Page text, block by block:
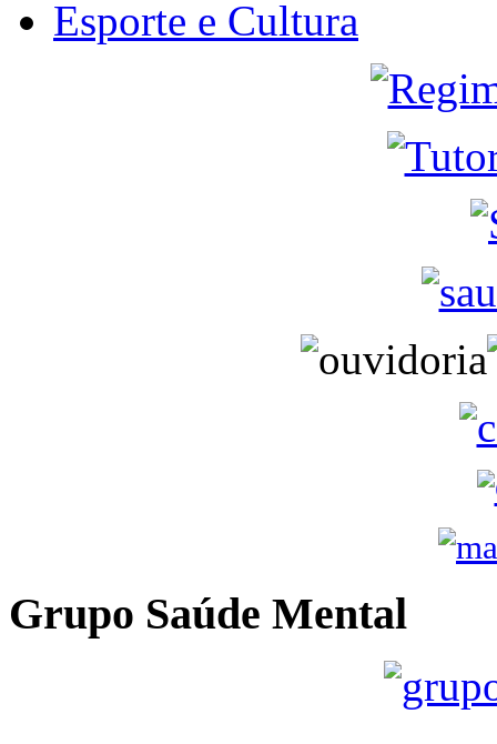
Esporte e Cultura
Grupo Saúde Mental